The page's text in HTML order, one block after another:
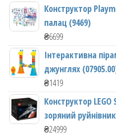
Конструктор
палац (9469)
₴6699
Інтерактивна
джунглях
₴1419
Конструктор
зоряний
₴24999